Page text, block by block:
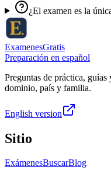
¿El examen es la
ExamenesGratis
Preparación en español
Preguntas de práctica,
dominio, país y familia.
English version
Sitio
ExámenesBuscarBlog